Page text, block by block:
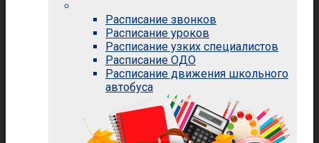
Расписание звонков
Расписание уроков
Расписание узких специалистов
Расписание ОДО
Расписание движения школьного
автобуса